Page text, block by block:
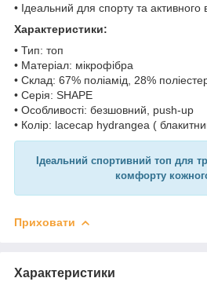
• Ідеальний для спорту та активного
Характеристики:
• Тип: топ
• Матеріал: мікрофібра
• Склад: 67% поліамід, 28%
• Серія: SHAPE
• Особливості: безшовний, push-up
• Колір: lacecap hydrangea (
Ідеальний спортивний топ для
комфорту
Приховати
Характеристики